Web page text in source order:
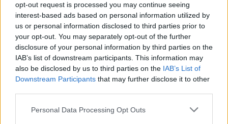
opt-out request is processed you may continue seeing
interest-based ads based on personal information utilized by
us or personal information disclosed to third parties prior to
your opt-out. You may separately opt-out of the further
disclosure of your personal information by third parties on the
IAB’s list of downstream participants. This information may
also be disclosed by us to third parties on the IAB’s List of
Downstream Participants that may further disclose it to other
Please note that this website/app uses one or more Google
Personal Data Processing Opt Outs
Híradó
2023. november 21. 17:29
Munkaszüneti nap lehet a szenteste? A
munkanapok száma átlagon felüli
Magyarországon, mégis bizonytalankodnak
Vizsgálja a kormány, megéri-e munkaszüneti nappá
nyilvánítani december 24-ét – ezt mondta Fónagy János
államtitkár a Jobbik képviselőjének, aki többedjére is